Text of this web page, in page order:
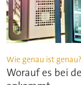
Wie genau ist genau?
Worauf es bei